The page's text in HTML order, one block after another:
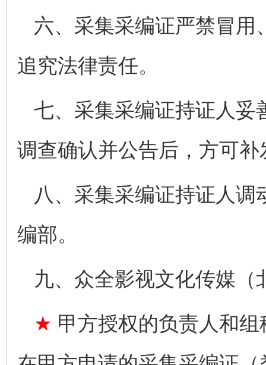
六、采集采编证严禁冒用
追究法律责任。
七、采集采编证持证人妥
调查确认并公告后，方可补
八、采集采编证持证人
编部。
九、众全影视文化传媒
★ 甲方授权的负责人和